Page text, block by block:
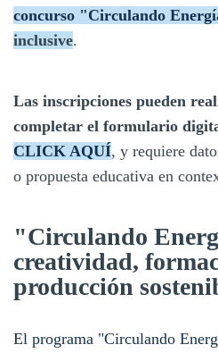
concurso "Circulando
inclusive.
Las inscripciones pueden
completar el formulario
CLICK AQUÍ, y requiere
o propuesta educativa en
"Circulando
creatividad,
producción
El programa "Circulando